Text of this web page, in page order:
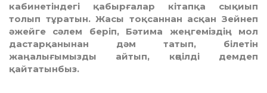
кабинетiндегi қабырғалар кiтапқа сықиып
толып тұратын. Жасы тоқсаннан асқан Зейнеп
әжейге сәлем берiп, Бәтима жеңгеміздің мол
дастарқа­нынан дәм татып, бiлетін
жаңалығымызды айтып, көңiлдi демдеп
қайтатынбыз.